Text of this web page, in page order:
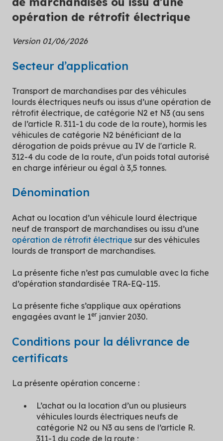
opération de rétrofit électrique
Version 01/06/2026
Secteur d’application
Transport de marchandises par des véhicules
lourds électriques neufs ou issus d’une opération de
rétrofit électrique, de catégorie N2 et N3 (au sens
de l’article R. 311-1 du code de la route), hormis les
véhicules de catégorie N2 bénéficiant de la
dérogation de poids prévue au IV de l'article R.
312-4 du code de la route, d'un poids total autorisé
en charge inférieur ou égal à 3,5 tonnes.
Dénomination
Achat ou location d’un véhicule lourd électrique
neuf de transport de marchandises ou issu d’une
opération de rétrofit électrique sur des véhicules
lourds de transport de marchandises.
La présente fiche n’est pas cumulable avec la fiche
d’opération standardisée TRA-EQ-115.
La présente fiche s’applique aux opérations
engagées avant le 1er janvier 2030.
Conditions pour la délivrance de
certificats
La présente opération concerne :
L’achat ou la location d’un ou plusieurs
véhicules lourds électriques neufs de
catégorie N2 ou N3 au sens de l’article R.
311-1 du code de la route ;